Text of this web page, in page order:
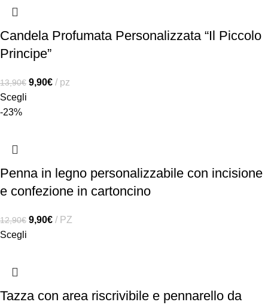
Candela Profumata Personalizzata “Il Piccolo
Principe”
13,90€ 9,90€
pz
Scegli
-23%
Penna in legno personalizzabile con incisione
e confezione in cartoncino
12,90€ 9,90€
PZ
Scegli
Tazza con area riscrivibile e pennarello da